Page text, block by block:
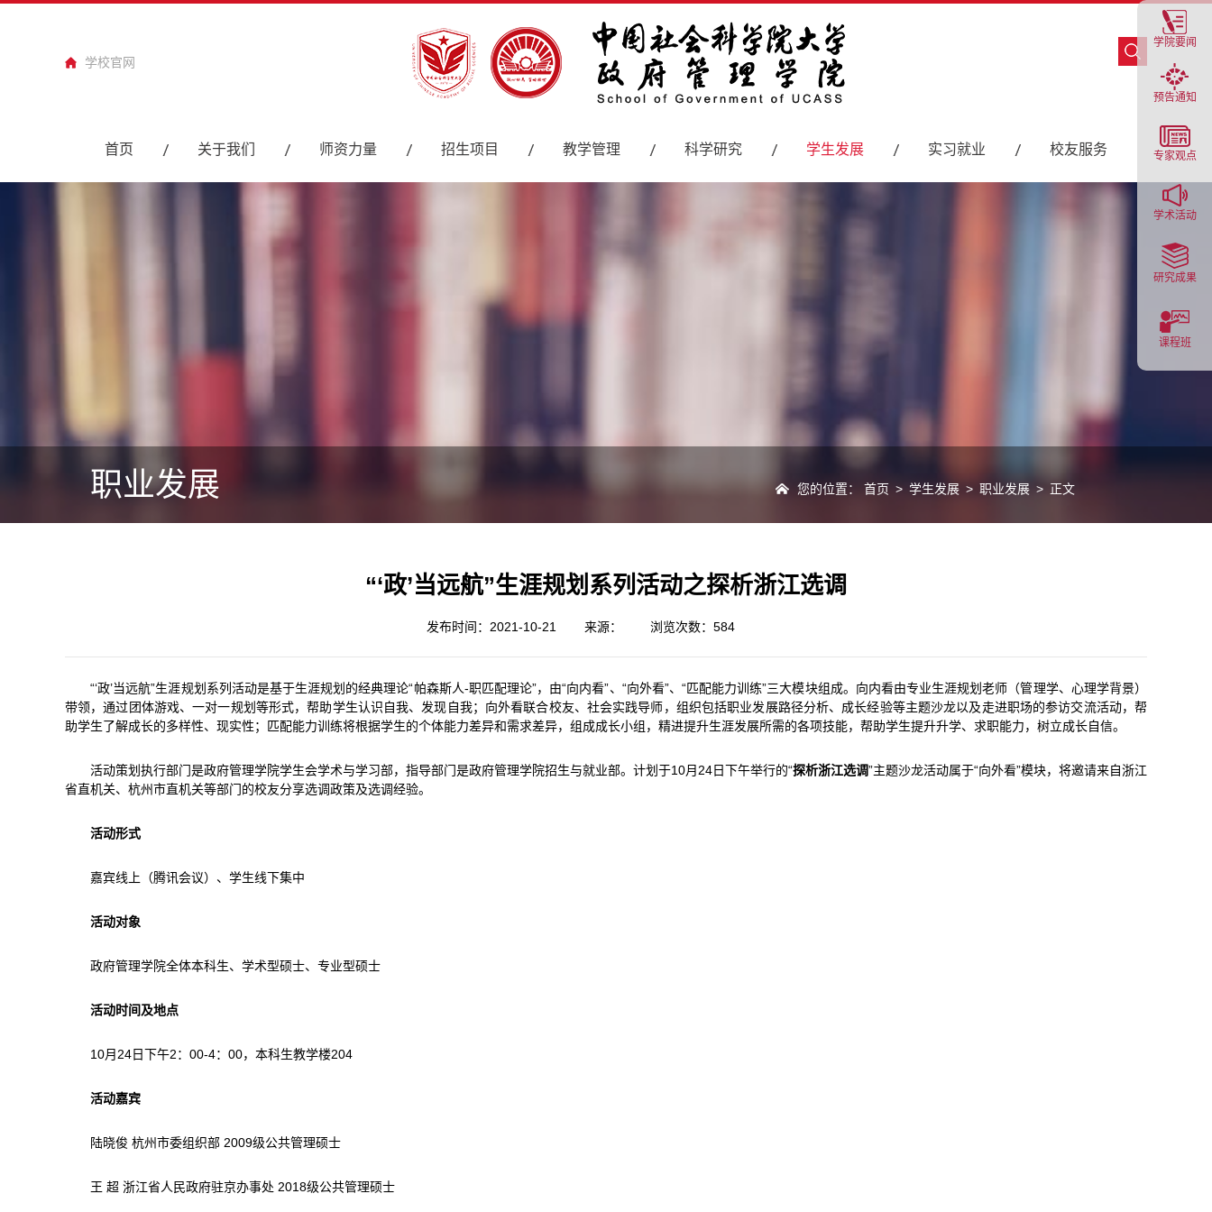
学院要闻
预告通知
专家观点
学术活动
研究成果
课程班
学校官网
首页 关于我们 师资力量 招生项目 教学管理 科学研究 学生发展 实习就业 校友服务
职业发展 您的位置： 首页 > 学生发展 > 职业发展 > 正文
“‘政’当远航”生涯规划系列活动之探析浙江选调
发布时间：2021-10-21 来源： 浏览次数： 584
“‘政’当远航”生涯规划系列活动是基于生涯规划的经典理论“帕森斯人-职匹配理论”，由“向内看”、“向外看”、“匹配能力训练”三大模块组成。向内看由专业生涯规划老师（管理学、心理学背景）
带领，通过团体游戏、一对一规划等形式，帮助学生认识自我、发现自我；向外看联合校友、社会实践导师，组织包括职业发展路径分析、成长经验等主题沙龙以及走进职场的参访交流活动，帮
助学生了解成长的多样性、现实性；匹配能力训练将根据学生的个体能力差异和需求差异，组成成长小组，精进提升生涯发展所需的各项技能，帮助学生提升升学、求职能力，树立成长自信。
活动策划执行部门是政府管理学院学生会学术与学习部，指导部门是政府管理学院招生与就业部。计划于10月24日下午举行的“探析浙江选调”主题沙龙活动属于“向外看”模块，将邀请来自浙江
省直机关、杭州市直机关等部门的校友分享选调政策及选调经验。
活动形式
嘉宾线上（腾讯会议）、学生线下集中
活动对象
政府管理学院全体本科生、学术型硕士、专业型硕士
活动时间及地点
10月24日下午2：00-4：00，本科生教学楼204
活动嘉宾
陆晓俊 杭州市委组织部 2009级公共管理硕士
王 超 浙江省人民政府驻京办事处 2018级公共管理硕士